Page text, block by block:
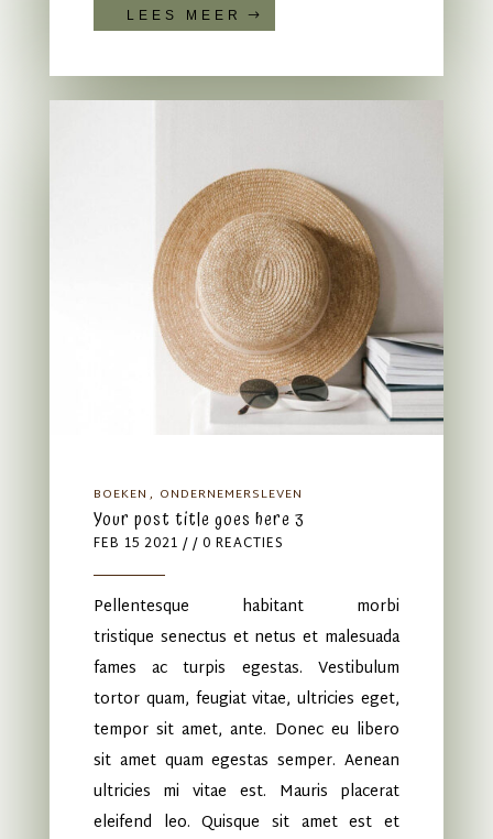
LEES MEER
BOEKEN ONDERNEMERSLEVEN
Your post title goes here 3
FEB 15 2021 / / 0 REACTIES
Pellentesque habitant morbi
tristique senectus et netus et malesuada
fames ac turpis egestas. Vestibulum
tortor quam, feugiat vitae, ultricies eget,
tempor sit amet, ante. Donec eu libero
sit amet quam egestas semper. Aenean
ultricies mi vitae est. Mauris placerat
eleifend leo. Quisque sit amet est et